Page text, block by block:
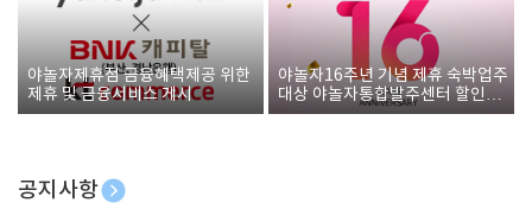
야놀자제휴점 금융혜택제공 위한
제휴 및 금융서비스 게시
야놀자16주년 기념 제휴 숙박업주
대상 야놀자통합발주센터 할인쿠
폰 증정
공지사항
[호텔업] 개인정보 처리방침 개정본1 (19.09.02)